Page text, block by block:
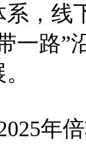
，线
一路”
年